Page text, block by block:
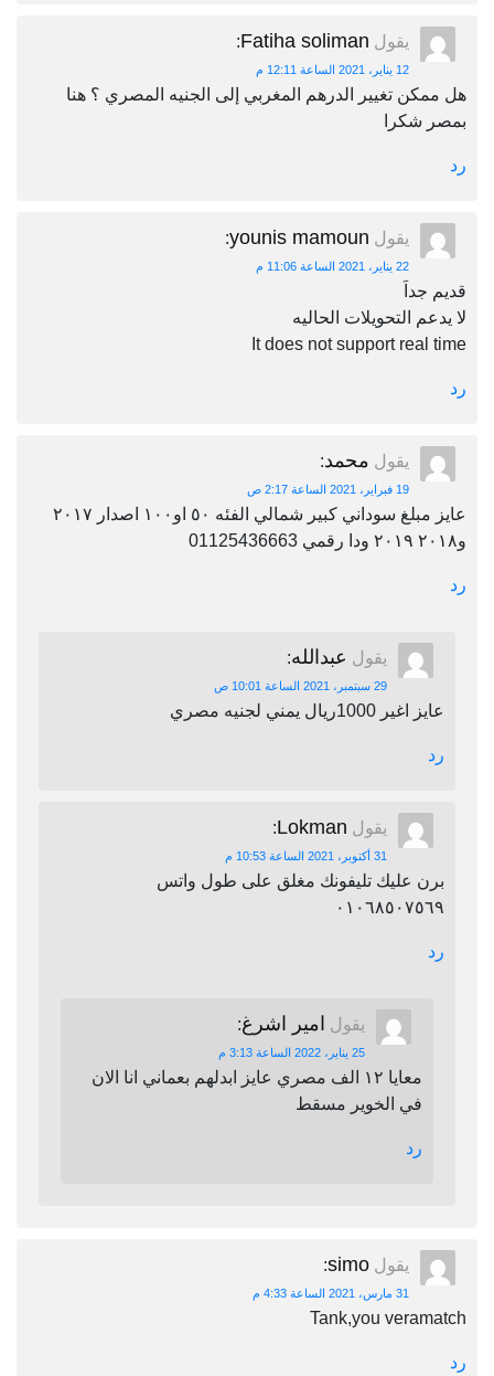
يقول Fatiha soliman
:
12 يناير، 2021 الساعة 12:11 م
هل ممكن تغيير الدرهم المغربي إلى الجنيه المصري ؟ هنا
بمصر شكرا
رد
يقول younis mamoun
:
22 يناير، 2021 الساعة 11:06 م
قديم جداَ
لا يدعم التحويلات الحاليه
It does not support real time
رد
يقول محمد:
19 فبراير، 2021 الساعة 2:17 ص
عايز مبلغ سوداني كبير شمالي الفئه ٥٠ او١٠٠ اصدار ٢٠١٧
و٢٠١٨ ٢٠١٩ ودا رقمي 01125436663
رد
يقول عبدالله:
29 سبتمبر، 2021 الساعة 10:01 ص
عايز اغير 1000ريال يمني لجنيه مصري
رد
يقول Lokman
:
31 أكتوبر، 2021 الساعة 10:53 م
برن عليك تليفونك مغلق على طول واتس
٠١٠٦٨٥٠٧٥٦٩
رد
يقول امير اشرغ:
25 يناير، 2022 الساعة 3:13 م
معايا ١٢ الف مصري عايز ابدلهم بعماني انا الان
في الخوير مسقط
رد
يقول simo
:
31 مارس، 2021 الساعة 4:33 م
Tank,you veramatch
رد